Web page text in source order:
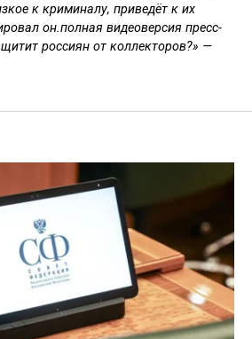
к криминалу, приведёт к их
он.полная видеоверсия пресс-
россиян от коллекторов?» —